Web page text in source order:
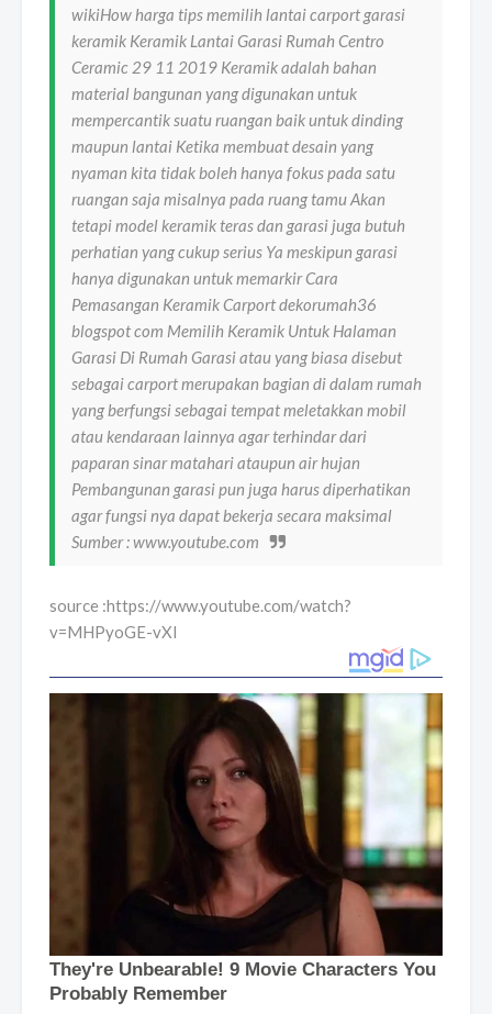
wikiHow harga tips memilih lantai carport garasi
keramik Keramik Lantai Garasi Rumah Centro
Ceramic 29 11 2019 Keramik adalah bahan
material bangunan yang digunakan untuk
mempercantik suatu ruangan baik untuk dinding
maupun lantai Ketika membuat desain yang
nyaman kita tidak boleh hanya fokus pada satu
ruangan saja misalnya pada ruang tamu Akan
tetapi model keramik teras dan garasi juga butuh
perhatian yang cukup serius Ya meskipun garasi
hanya digunakan untuk memarkir Cara
Pemasangan Keramik Carport dekorumah36
blogspot com Memilih Keramik Untuk Halaman
Garasi Di Rumah Garasi atau yang biasa disebut
sebagai carport merupakan bagian di dalam rumah
yang berfungsi sebagai tempat meletakkan mobil
atau kendaraan lainnya agar terhindar dari
paparan sinar matahari ataupun air hujan
Pembangunan garasi pun juga harus diperhatikan
agar fungsi nya dapat bekerja secara maksimal
Sumber : www.youtube.com
source :https://www.youtube.com/watch?
v=MHPyoGE-vXI